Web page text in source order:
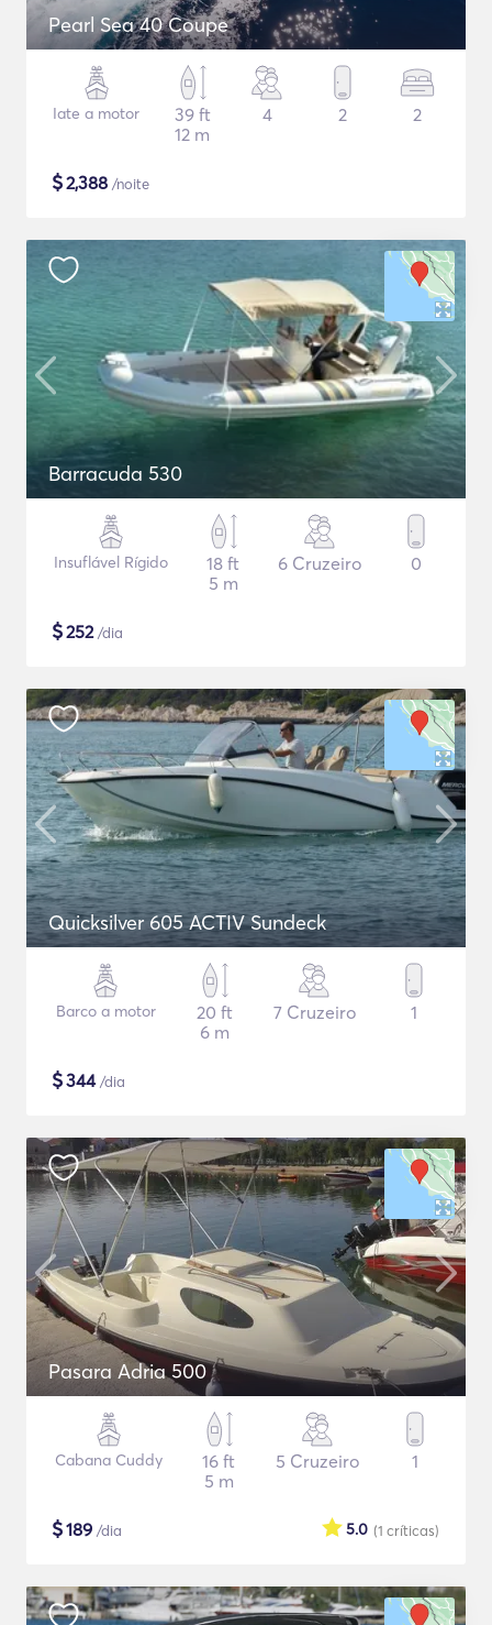
Pearl Sea 40 Coupe
Iate a motor
39 ft
12 m
4 2 2
$2,388 /noite
Barracuda 530
Insuflável Rígido
18 ft
5 m
6 Cruzeiro 0
$252/dia
Quicksilver 605 ACTIV Sundeck
Barco a motor
20 ft
6 m
7 Cruzeiro 1
$344/dia
Pasara Adria 500
Cabana Cuddy
16 ft
5 m
5 Cruzeiro 1
$189 /dia (1 críticas)
5.0